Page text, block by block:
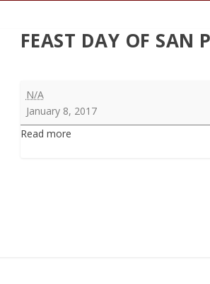
FEAST DAY OF SAN
Feast
Day
of
San
N/A
January 8, 2017
Read more